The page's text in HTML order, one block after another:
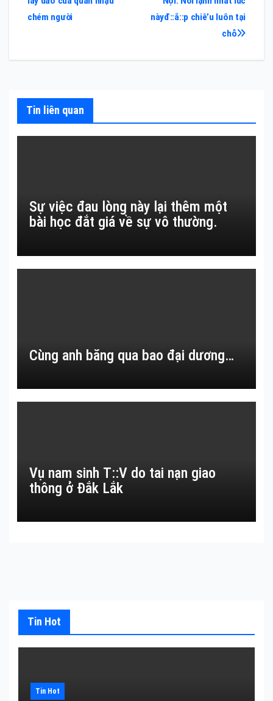
hướng
viết
nàyđ::ắ::p chiê’u luôn tại
chỗ
chém người
Tin liên quan
Sự việc đau lòng này lại thêm một
bài học đắt giá về sự vô thường.
Cùng anh băng qua bao đại dương…
Vụ nam sinh T::V do tai nạn giao
thông ở Đắk Lắk
Tin Hot
Tin Hot